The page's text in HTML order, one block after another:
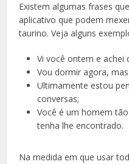
Existem algumas frases
aplicativo que podem
taurino. Veja alguns
Vi você ontem e achei
Vou dormir agora,
Ultimamente estou
conversas;
Você é um homem
tenha lhe encontrado.
Na medida em que usar